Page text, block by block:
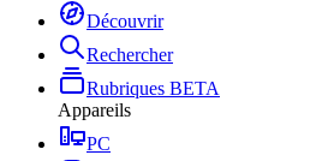
Découvrir
Rechercher
Rubriques BETA
Appareils
PC